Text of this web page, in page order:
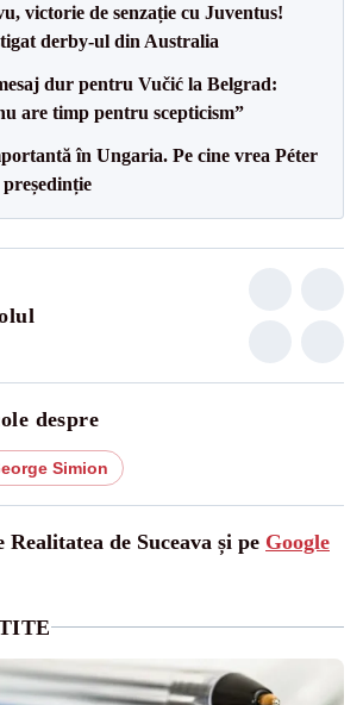
victorie de senzație cu Juventus!
derby-ul din Australia
dur pentru Vučić la Belgrad:
are timp pentru scepticism”
în Ungaria. Pe cine vrea Péter
despre
Simion
de Suceava și pe Google